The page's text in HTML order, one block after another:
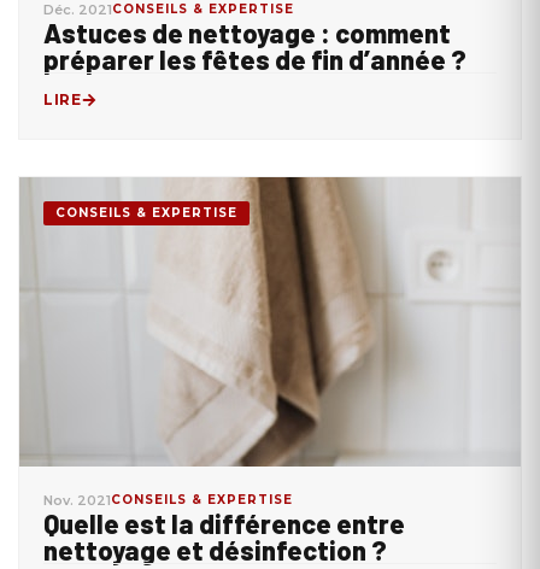
Déc. 2021CONSEILS & EXPERTISE
Astuces de nettoyage : comment
préparer les fêtes de fin d’année ?
LIRE
CONSEILS & EXPERTISE
Nov. 2021CONSEILS & EXPERTISE
Quelle est la différence entre
nettoyage et désinfection ?